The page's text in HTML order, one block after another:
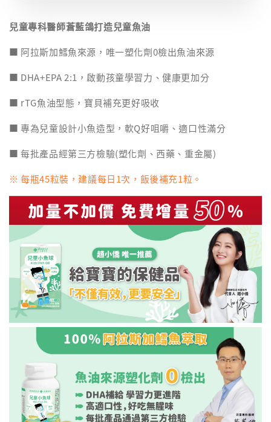
兒童專科醫師蒼藍鴿打造兒童魚油
■ 阿拉斯加鱈魚來源，唯一塑化劑0檢出魚油來源
■ DHA+EPA 2:1，啟動孩童學習力、健康更加分
■ rTG魚油型態，寶貝補充更好吸收
■ 專為兒童設計小魚造型，軟Q好咀嚼、適口性滿分
■ 每批產品經第三方檢驗(塑化劑、西藥、重金屬)
※ 每瓶45粒裝，建議每日1次，飯後補充1粒。